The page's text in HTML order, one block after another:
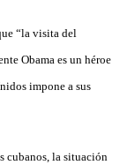
“la visita del
Obama es un héroe
impone a sus
cubanos, la situación